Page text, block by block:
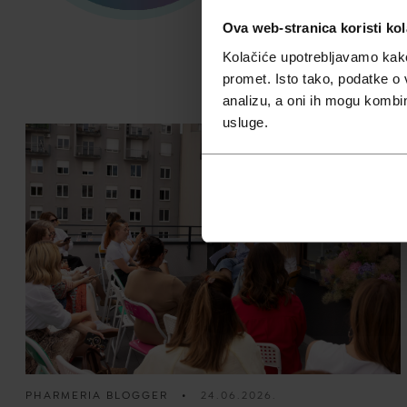
Ova web-stranica koristi
Kolačiće upotrebljavamo
promet. Isto tako, podatke
analizu, a oni ih mogu
usluge.
Prikaži više
PHARMERIA BLOGGER • 24.06.2026.